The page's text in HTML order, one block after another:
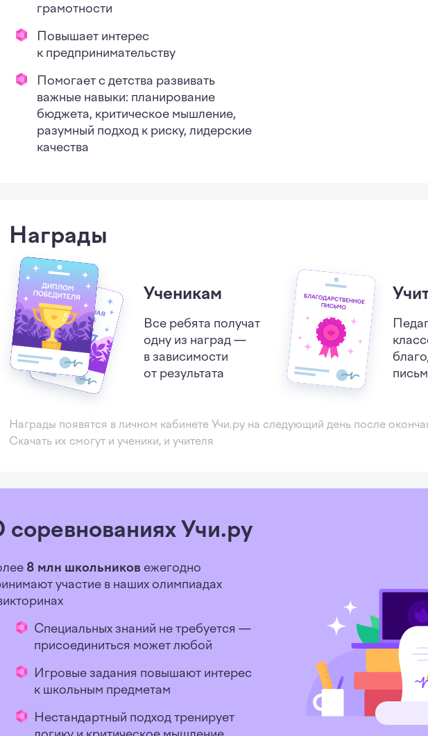
грамотности
Повышает интерес
к предпринимательству
Помогает с детства развивать
важные навыки: планирование
бюджета, критическое мышление,
разумный подход к риску, лидерские
качества
Награды
Ученикам
Все ребята получат
одну из наград —
в зависимости
от результата
Награды появятся в личном кабинете Учи.ру на следующий день после
Скачать их смогут и ученики, и учителя
соревнованиях Учи.ру
8 млн школьников ежегодно
участие в наших олимпиадах
Специальных знаний не требуется —
присоединиться может любой
Игровые задания повышают интерес
к школьным предметам
Нестандартный подход тренирует